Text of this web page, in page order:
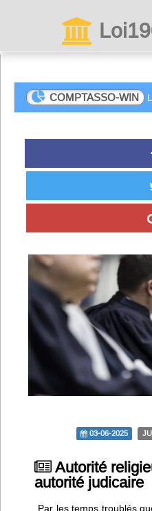
Connexion
Abonnez-vous à
Menu général
ServiceAsso
VieAsso
Infos
Divers
Abo Lettrasso
Désabo Lettrasso
Nous contacter
COMPTASSO-WIN
03-06-2025
Autorité
autorité judicaire
Par les temps troublés